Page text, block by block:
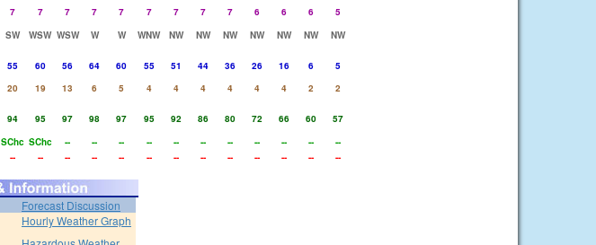
7 7 7 7 7 7 7 7 7 6 6 6
5
SW WSW WSW W W WNW NW NW NW NW NW NW
NW
55 60 56 64 60 55 51 44 36 26 16 6
5
20 19 13 6 5 4 4 4 4 4 4 2
2
94 95 97 98 97 95 92 86 80 72 66 60
57
SChc SChc -- -- -- -- -- -- -- -- -- --
--
-- -- -- -- -- -- -- -- -- -- -- -- --
Forecast Discussion
Hourly Weather Graph